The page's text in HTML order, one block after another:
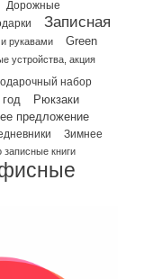
и телефонные книжки
датированные
недатированные
на ежедневник
планшетов и ноутбуков
и косметички
Дорожные
Записная
рукавами Green
устройства, акция
набор
Рюкзаки
предложение
Зимнее
записные книги